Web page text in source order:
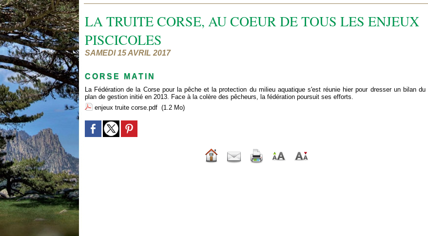
LA TRUITE CORSE, AU COEUR DE TOUS LES ENJEUX
PISCICOLES
SAMEDI 15 AVRIL 2017
CORSE MATIN
La Fédération de la Corse pour la pêche et la protection du milieu aquatique s'est réunie hier pour dresser un bilan du
plan de gestion initié en 2013. Face à la colère des pêcheurs, la fédération poursuit ses efforts.
enjeux truite corse.pdf (1.2 Mo)